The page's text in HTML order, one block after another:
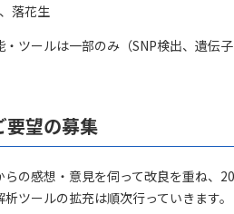
落花生
・ツールは一部のみ（SNP検出、遺伝
要望の募集
らの感想・意見を伺って改良を重ね、
ツールの拡充は順次行っていきます。